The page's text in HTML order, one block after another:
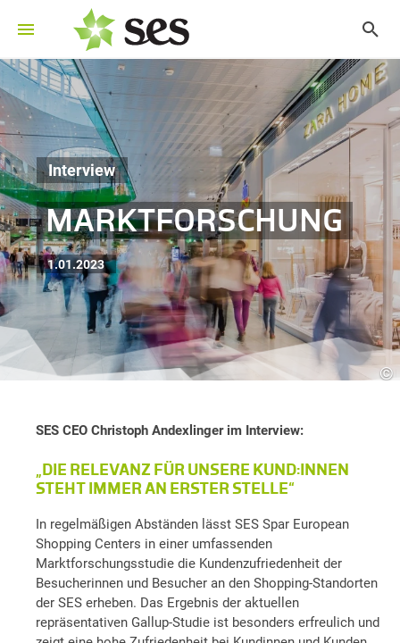
Interview
MARKTFORSCHUNG
1.01.2023
©
SES CEO Christoph Andexlinger im Interview:
„DIE RELEVANZ FÜR UNSERE KUND:INNEN
STEHT IMMER AN ERSTER STELLE“
In regelmäßigen Abständen lässt SES Spar European
Shopping Centers in einer umfassenden
Marktforschungsstudie die Kundenzufriedenheit der
Besucherinnen und Besucher an den Shopping-Standorten
der SES erheben. Das Ergebnis der aktuellen
repräsentativen Gallup-Studie ist besonders erfreulich und